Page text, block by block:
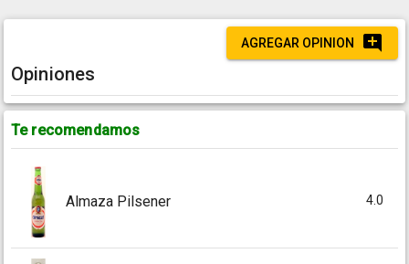
AGREGAR OPINION
Opiniones
Te recomendamos
Almaza Pilsener 4.0